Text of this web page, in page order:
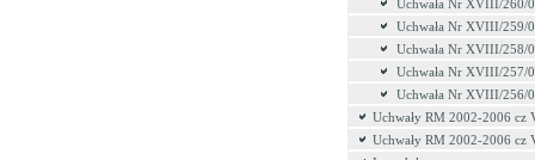
Uchwała Nr XVIII/260/
Uchwała Nr XVIII/259/
Uchwała Nr XVIII/258/
Uchwała Nr XVIII/257/
Uchwała Nr XVIII/256/
Uchwały RM 2002-2006 cz
Uchwały RM 2002-2006 cz